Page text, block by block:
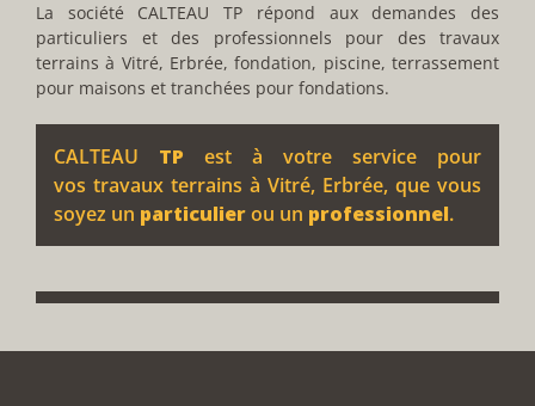
La société CALTEAU TP répond aux demandes des
particuliers et des professionnels pour des travaux
terrains à Vitré, Erbrée, fondation, piscine, terrassement
pour maisons et tranchées pour fondations.
CALTEAU TP est à votre service pour
vos travaux terrains à Vitré, Erbrée, que vous
soyez un particulierou un professionnel.